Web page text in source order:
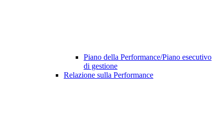
Piano della Performance/Piano esecutivo
di gestione
Relazione sulla Performance